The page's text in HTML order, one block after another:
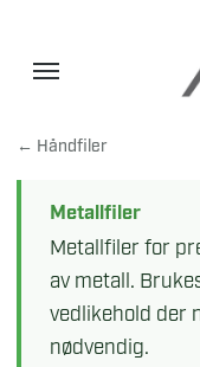
← Håndfiler
Metallfiler
Metallfiler for
av metall.
vedlikehold der
nødvendig.